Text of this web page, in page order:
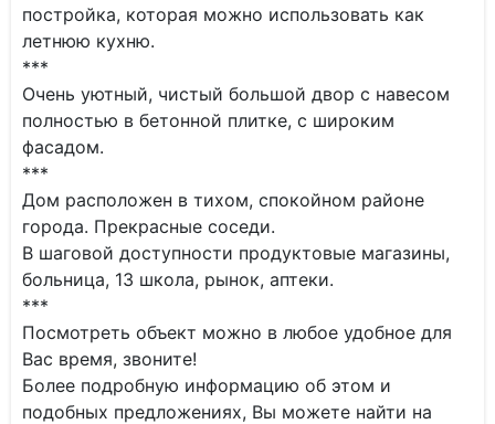
постройка, которая можно использовать как
летнюю кухню.
***
Очень уютный, чистый большой двор с навесом
полностью в бетонной плитке, с широким
фасадом.
***
Дом расположен в тихом, спокойном районе
города. Прекрасные соседи.
В шаговой доступности продуктовые магазины,
больница, 13 школа, рынок, аптеки.
***
Посмотреть объект можно в любое удобное для
Вас время, звоните!
Более подробную информацию об этом и
подобных предложениях, Вы можете найти на